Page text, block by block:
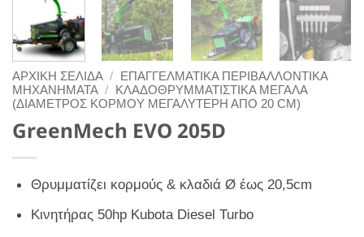
ΑΡΧΙΚΉ ΣΕΛΊΔΑ /
ΕΠΑΓΓΕΛΜΑΤΙΚΑ ΠΕΡΙΒΑΛΛΟΝΤΙΚΑ
ΜΗΧΑΝΗΜΑΤΑ /
ΚΛΑΔΟΘΡΥΜΜΑΤΙΣΤΙΚΑ ΜΕΓΑΛΑ
(ΔΙΑΜΕΤΡΟΣ ΚΟΡΜΟΥ ΜΕΓΑΛΥΤΕΡΗ ΑΠΟ 20 CM)
GreenMech EVO 205D
Θρυμματίζει κορμούς & κλαδιά Ø έως 20,5cm
Κινητήρας 50hp Kubota Diesel Turbo